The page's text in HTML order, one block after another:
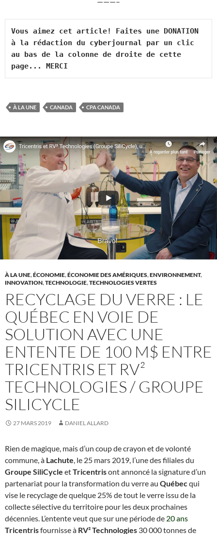
Vous aimez cet article! Faites une DONATION
à la rédaction du cyberjournal par un clic
au bas de la colonne de droite de cette
page... MERCI
À LA UNE CANADA CPA CANADA
À LA UNE,ÉCONOMIE,ÉCONOMIE DES AMÉRIQUES,ENVIRONNEMENT,
INNOVATION,TECHNOLOGIE,TECHNOLOGIES VERTES
RECYCLAGE DU VERRE : LE
QUÉBEC EN VOIE DE
SOLUTION AVEC UNE
ENTENTE DE 100 M$ ENTRE
TRICENTRIS ET RV²
TECHNOLOGIES / GROUPE
SILICYCLE
27 MARS 2019 DANIEL ALLARD
Rien de magique, mais d’un coup de crayon et de volonté
commune, à Lachute , le 25 mars 2019, l’une des filiales du
Groupe SiliCycle etTricentrisont annoncé la signature d’un
partenariat pour la transformation du verre au Québec qui
vise le recyclage de quelque 25% de tout le verre issu de la
collecte sélective du territoire pour les deux prochaines
décennies. L’entente veut que sur une période de 20 ans
Tricentrisfournisse à RV² Technologies 30 000 tonnes de